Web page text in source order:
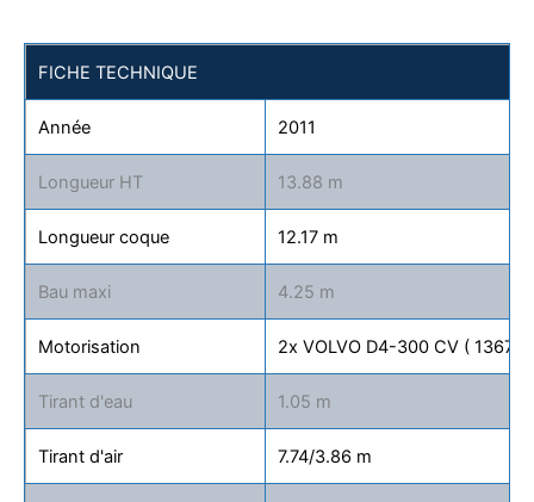
FICHE TECHNIQUE
Année 2011
Longueur HT 13.88 m
Longueur coque 12.17 m
Bau maxi 4.25 m
Motorisation 2x VOLVO D4-300 CV ( 1367h
Tirant d'eau 1.05 m
Tirant d'air 7.74/3.86 m